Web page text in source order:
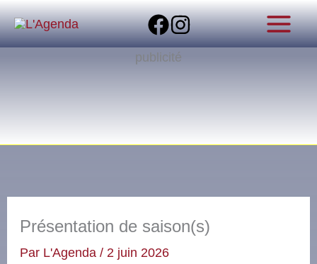
Aller
au
contenu
publicité
Présentation de saison(s)
Par L'Agenda/ 2 juin 2026